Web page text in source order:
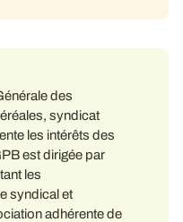
des
syndicat
les intérêts des
est dirigée par
les
syndical et
adhérente de